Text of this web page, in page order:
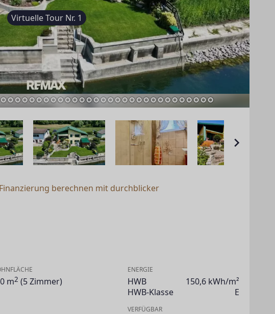
Virtuelle Tour Nr. 1
Finanzierung berechnen mit durchblicker
m2 (5 Zimmer)
ENERGIE
HWB
150,6 kWh/m²
HWB-Klasse
E
VERFÜGBAR